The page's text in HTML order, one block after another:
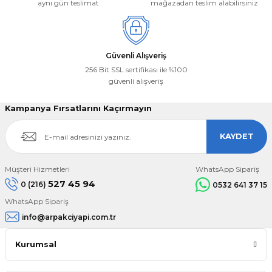
aynı gün teslimat
mağazadan teslim alabilirsiniz
Güvenli Alışveriş
256 Bit SSL sertifikası ile %100
güvenli alışveriş
Kampanya Fırsatlarını Kaçırmayın
KAYDET
Müşteri Hizmetleri
0 (216) 527 45 94
WhatsApp Sipariş
0532 641 37 15
WhatsApp Sipariş
info@arpakciyapi.com.tr
Kurumsal